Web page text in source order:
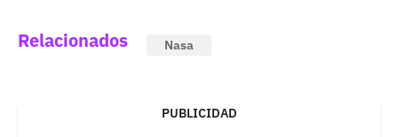
Relacionados Nasa
PUBLICIDAD